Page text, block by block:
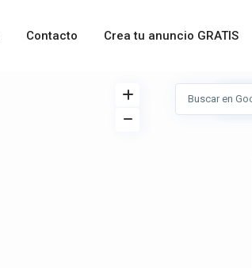
Contacto Crea tu anuncio GRATIS
Ver